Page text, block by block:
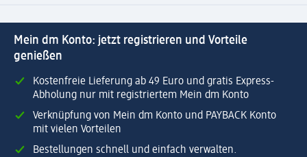
Mein dm Konto: jetzt registrieren und Vorteile
genießen
Kostenfreie Lieferung ab 49 Euro und gratis Express-
Abholung nur mit registriertem Mein dm Konto
Verknüpfung von Mein dm Konto und PAYBACK Konto
mit vielen Vorteilen
Bestellungen schnell und einfach verwalten.